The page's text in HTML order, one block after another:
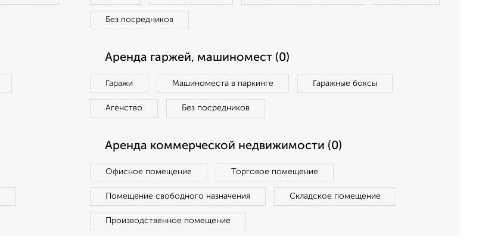
Без посредников
Аренда гаржей, машиномест (0)
Гаражи Машиноместа в паркинге Гаражные боксы
Агенство Без посредников
Аренда коммерческой недвижимости (0)
Офисное помещение Торговое помещение
Помещение свободного назначения Складское помещение
Производственное помещение